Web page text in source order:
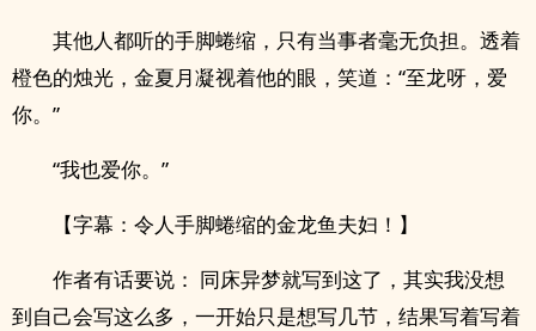
其他人都听的手脚蜷缩，只有当事者毫无负担。透着
橙色的烛光，金夏月凝视着他的眼，笑道：“至龙呀，爱
你。”
“我也爱你。”
【字幕：令人手脚蜷缩的金龙鱼夫妇！】
作者有话要说： 同床异梦就写到这了，其实我没想
到自己会写这么多，一开始只是想写几节，结果写着写着